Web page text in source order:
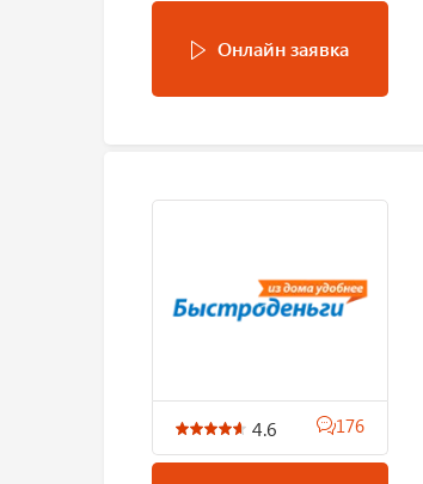
Онлайн заявка
4.6 176